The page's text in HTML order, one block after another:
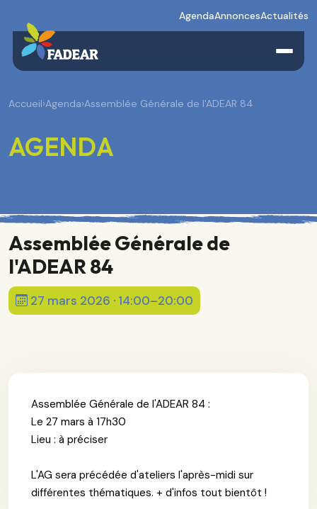
AgendaAnnoncesActualités
Accueil›Agenda›Assemblée Générale de l'ADEAR 84
AGENDA
Assemblée Générale de
l'ADEAR 84
27 mars 2026 · 14:00–20:00
Assemblée Générale de l'ADEAR 84 :
Le 27 mars à 17h30
Lieu : à préciser
L'AG sera précédée d'ateliers l'après-midi sur
différentes thématiques. + d'infos tout bientôt !